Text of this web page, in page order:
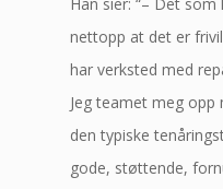
nettopp at det er
har verksted med
Jeg teamet meg
den typiske
gode, støttende,